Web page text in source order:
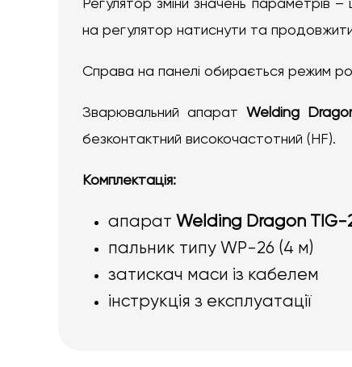
Регулятор зміни значень параметрів
на регулятор натиснути та
Справа на панелі обирається режим
Зварювальний апарат Welding
безконтактний високочастотний (HF).
Комплектація:
апарат Welding Dragon TIG-
пальник типу WP-26 (4 м)
затискач маси із кабелем
інструкція з експлуатації